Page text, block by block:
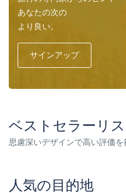
あなたの次の
より良い。
サインアップ
ベストセラーリス
思慮深いデザインで高い評価
人気の目的地